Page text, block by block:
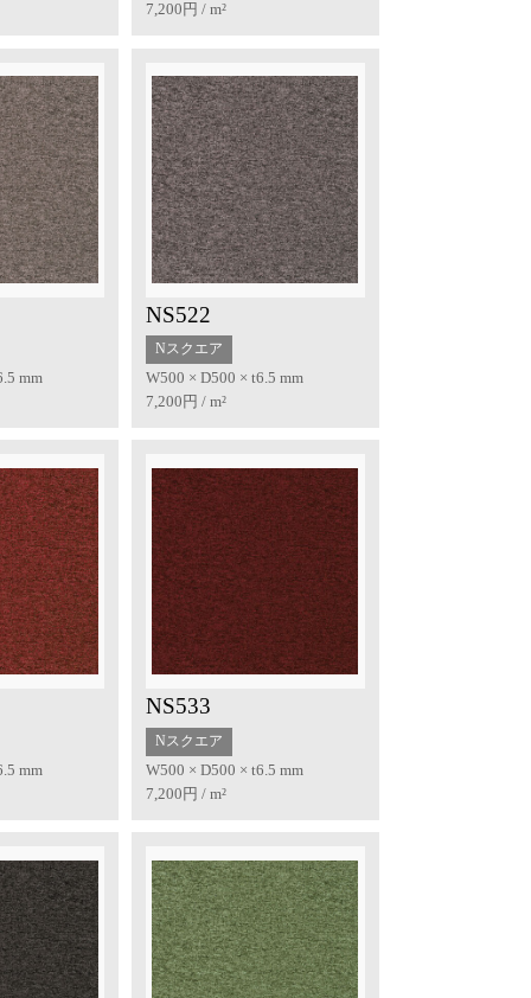
7,200円 / m²
mm
NS522
Nスクエア
W500 × D500 × t6.5 mm
7,200円 / m²
mm
NS533
Nスクエア
W500 × D500 × t6.5 mm
7,200円 / m²